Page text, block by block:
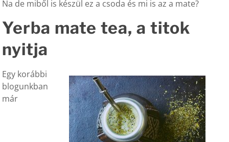
Na de miből is készül ez a csoda és mi is az a mate?
Yerba mate tea, a titok
nyitja
Egy korábbi
blogunkban
már